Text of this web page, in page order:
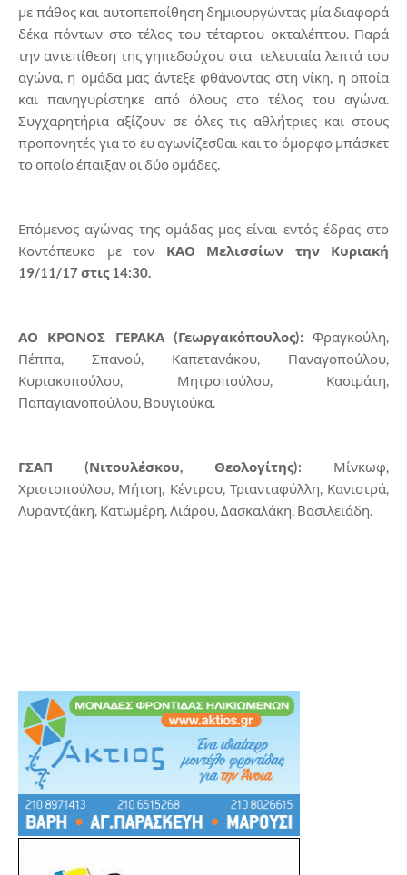
με πάθος και αυτοπεποίθηση δημιουργώντας μία διαφορά
δέκα πόντων στο τέλος του τέταρτου οκταλέπτου. Παρά
την αντεπίθεση της γηπεδούχου στα τελευταία λεπτά του
αγώνα, η ομάδα μας άντεξε φθάνοντας στη νίκη, η οποία
και πανηγυρίστηκε από όλους στο τέλος του αγώνα.
Συγχαρητήρια αξίζουν σε όλες τις αθλήτριες και στους
προπονητές για το ευ αγωνίζεσθαι και το όμορφο μπάσκετ
το οποίο έπαιξαν οι δύο ομάδες.
Επόμενος αγώνας της ομάδας μας είναι εντός έδρας στο
Κοντόπευκο με τον ΚΑΟ Μελισσίων την Κυριακή
19/11/17 στις 14:30.
ΑΟ ΚΡΟΝΟΣ ΓΕΡΑΚΑ (Γεωργακόπουλος): Φραγκούλη,
Πέππα, Σπανού, Καπετανάκου, Παναγοπούλου,
Κυριακοπούλου, Μητροπούλου, Κασιμάτη,
Παπαγιανοπούλου, Βουγιούκα.
ΓΣΑΠ (Νιτουλέσκου, Θεολογίτης): Μίνκωφ,
Χριστοπούλου, Μήτση, Κέντρου, Τριανταφύλλη, Κανιστρά,
Λυραντζάκη, Κατωμέρη, Λιάρου, Δασκαλάκη, Βασιλειάδη.